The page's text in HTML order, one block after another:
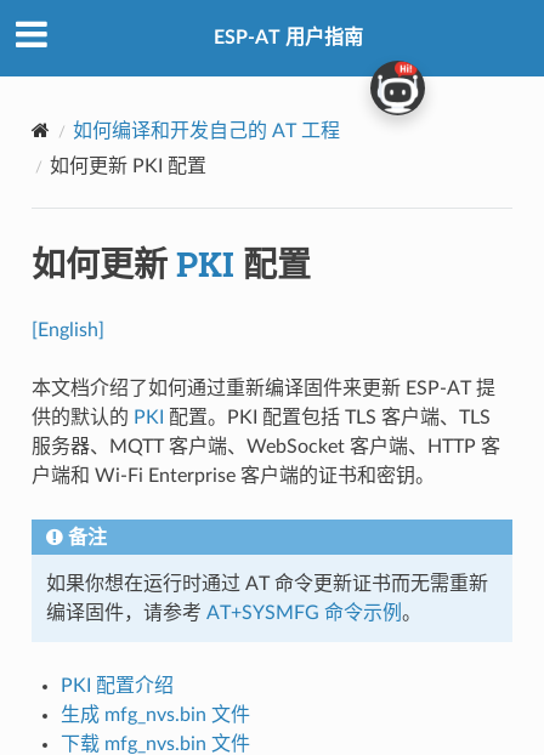
ESP-AT 用户指南
如何编译和开发自己的 AT 工程
如何更新 PKI 配置
如何更新PKI 配置
[English]
本文档介绍了如何通过重新编译固件来更新 ESP-AT 提
供的默认的 PKI
配置。PKI 配置包括 TLS 客户端、TLS
服务器、MQTT 客户端、WebSocket 客户端、HTTP 客
户端和 Wi-Fi Enterprise 客户端的证书和密钥。
备注
如果你想在运行时通过 AT 命令更新证书而无需重新
编译固件，请参考 AT+SYSMFG 命令示例 。
PKI 配置介绍
生成 mfg_nvs.bin 文件
下载 mfg_nvs.bin 文件